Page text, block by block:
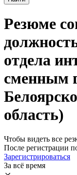
Резюме
отдела
сменным
область)
Чтобы видеть все
После регистрации
Зарегистрироваться
За всё время